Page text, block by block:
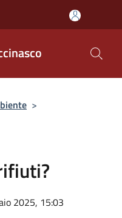
>
2025, 15:03